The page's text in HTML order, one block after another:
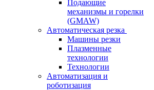
Подающие
механизмы и горелки
(GMAW)
Автоматическая резка
Машины резки
Плазменные
технологии
Технологии
Автоматизация и
роботизация